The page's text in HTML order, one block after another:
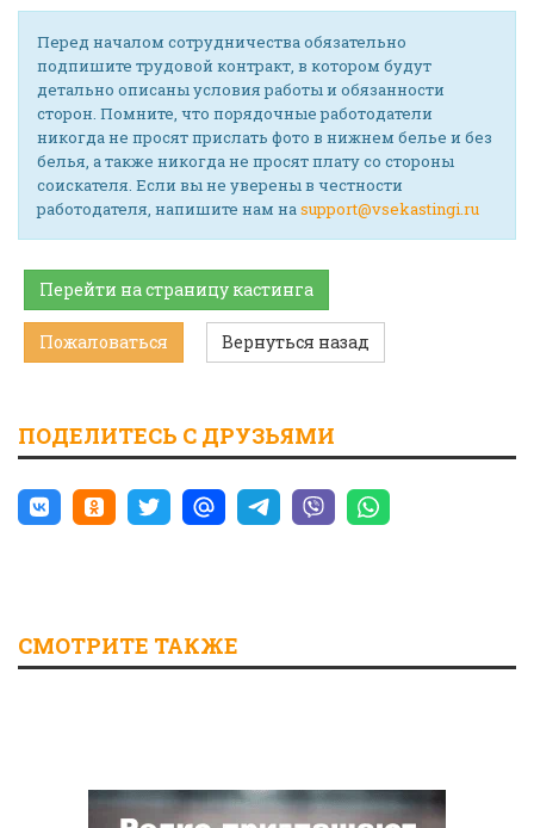
Перед началом сотрудничества обязательно
подпишите трудовой контракт, в котором будут
детально описаны условия работы и обязанности
сторон. Помните, что порядочные работодатели
никогда не просят прислать фото в нижнем белье и без
белья, а также никогда не просят плату со стороны
соискателя. Если вы не уверены в честности
работодателя, напишите нам наsupport@vsekastingi.ru
Перейти на страницу кастинга
Пожаловаться Вернуться назад
ПОДЕЛИТЕСЬ С ДРУЗЬЯМИ
СМОТРИТЕ ТАКЖЕ